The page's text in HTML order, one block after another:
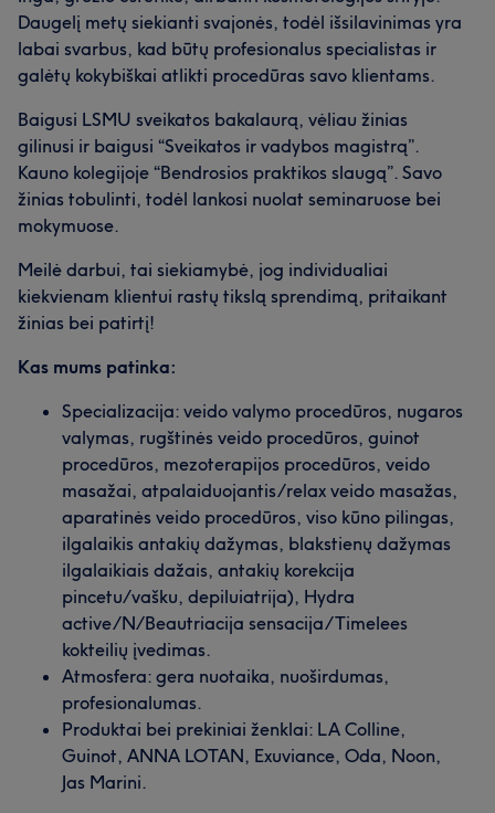
Daugelį metų siekianti svajonės, todėl išsilavinimas yra
labai svarbus, kad būtų profesionalus specialistas ir
galėtų kokybiškai atlikti procedūras savo klientams.
Baigusi LSMU sveikatos bakalaurą, vėliau žinias
gilinusi ir baigusi “Sveikatos ir vadybos magistrą”.
Kauno kolegijoje “Bendrosios praktikos slaugą”. Savo
žinias tobulinti, todėl lankosi nuolat seminaruose bei
mokymuose.
Meilė darbui, tai siekiamybė, jog individualiai
kiekvienam klientui rastų tikslą sprendimą, pritaikant
žinias bei patirtį!
Kas mums patinka:
Specializacija: veido valymo procedūros, nugaros
valymas, rugštinės veido procedūros, guinot
procedūros, mezoterapijos procedūros, veido
masažai, atpalaiduojantis/relax veido masažas,
aparatinės veido procedūros, viso kūno pilingas,
ilgalaikis antakių dažymas, blakstienų dažymas
ilgalaikiais dažais, antakių korekcija
pincetu/vašku, depiluiatrija), Hydra
active/N/Beautriacija sensacija/Timelees
kokteilių įvedimas.
Atmosfera: gera nuotaika, nuoširdumas,
profesionalumas.
Produktai bei prekiniai ženklai: LA Colline,
Guinot, ANNA LOTAN, Exuviance, Oda, Noon,
Jas Marini.